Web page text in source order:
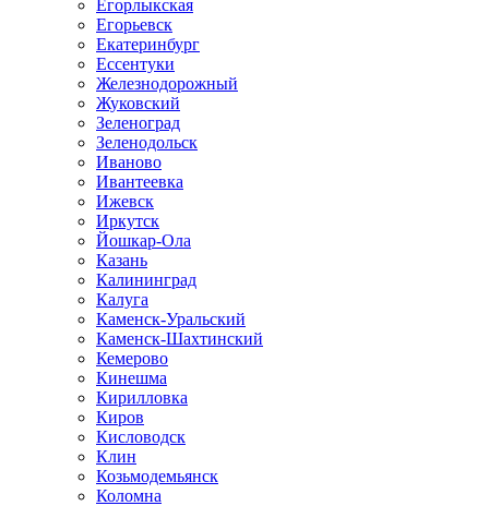
Егорлыкская
Егорьевск
Екатеринбург
Ессентуки
Железнодорожный
Жуковский
Зеленоград
Зеленодольск
Иваново
Ивантеевка
Ижевск
Иркутск
Йошкар-Ола
Казань
Калининград
Калуга
Каменск-Уральский
Каменск-Шахтинский
Кемерово
Кинешма
Кирилловка
Киров
Кисловодск
Клин
Козьмодемьянск
Коломна